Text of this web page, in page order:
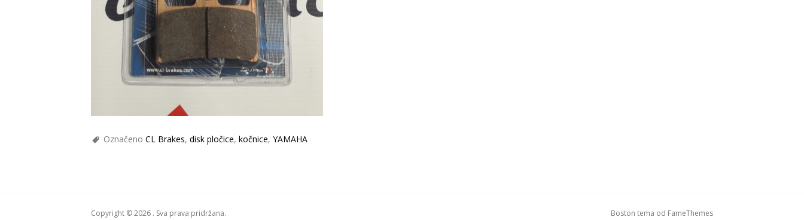
Označeno CL Brakes, disk pločice, kočnice, YAMAHA
Copyright © 2026 . Sva prava pridržana. Boston tema od FameThemes